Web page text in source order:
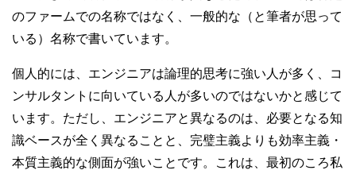
のファームでの名称ではなく、一般的な（と筆者が思って
いる）名称で書いています。
個人的には、エンジニアは論理的思考に強い人が多く、コ
ンサルタントに向いている人が多いのではないかと感じて
います。ただし、エンジニアと異なるのは、必要となる知
識ベースが全く異なることと、完璧主義よりも効率主義・
本質主義的な側面が強いことです。これは、最初のころ私